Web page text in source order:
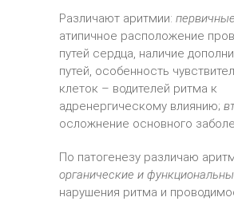
Различают аритмии: первичные
атипичное расположение
путей сердца, наличие
путей, особенность
клеток – водителей ритма к
адренергическому влиянию;
осложнение основного
По патогенезу различаю
органические и
нарушения ритма и